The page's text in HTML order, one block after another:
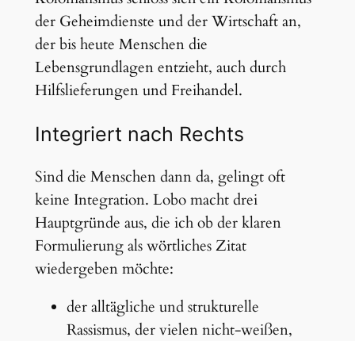
der Geheimdienste und der Wirtschaft an,
der bis heute Menschen die
Lebensgrundlagen entzieht, auch durch
Hilfslieferungen und Freihandel.
Integriert nach Rechts
Sind die Menschen dann da, gelingt oft
keine Integration. Lobo macht drei
Hauptgründe aus, die ich ob der klaren
Formulierung als wörtliches Zitat
wiedergeben möchte:
der alltägliche und strukturelle
Rassismus, der vielen nicht-weißen,